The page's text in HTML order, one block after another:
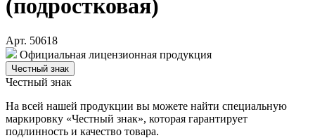
(подростковая)
Арт. 50618
Официальная лицензионная продукция
Честный знак
Честный знак
На всей нашей продукции вы можете найти специальную
маркировку «Честный знак», которая гарантирует
подлинность и качество товара.